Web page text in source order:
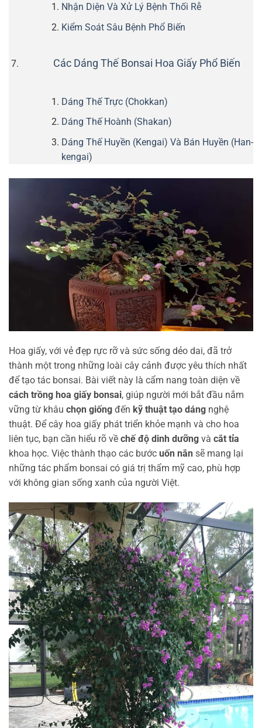
Nhận Diện Và Xử Lý Bệnh Thối Rễ
Kiểm Soát Sâu Bệnh Phổ Biến
Các Dáng Thế Bonsai Hoa Giấy Phổ Biến
Dáng Thế Trực (Chokkan)
Dáng Thế Hoành (Shakan)
Dáng Thế Huyền (Kengai) Và Bán Huyền (Han-
kengai)
Hoa giấy, với vẻ đẹp rực rỡ và sức sống dẻo dai, đã trở
thành một trong những loài cây cảnh được yêu thích nhất
để tạo tác bonsai. Bài viết này là cẩm nang toàn diện về
cách trồng hoa giấy bonsai, giúp người mới bắt đầu nắm
vững từ khâu chọn giống đến kỹ thuật tạo dáng nghệ
thuật. Để cây hoa giấy phát triển khỏe mạnh và cho hoa
liên tục, bạn cần hiểu rõ về chế độ dinh dưỡng và cắt tỉa
khoa học. Việc thành thạo các bước uốn nắn sẽ mang lại
những tác phẩm bonsai có giá trị thẩm mỹ cao, phù hợp
với không gian sống xanh của người Việt.